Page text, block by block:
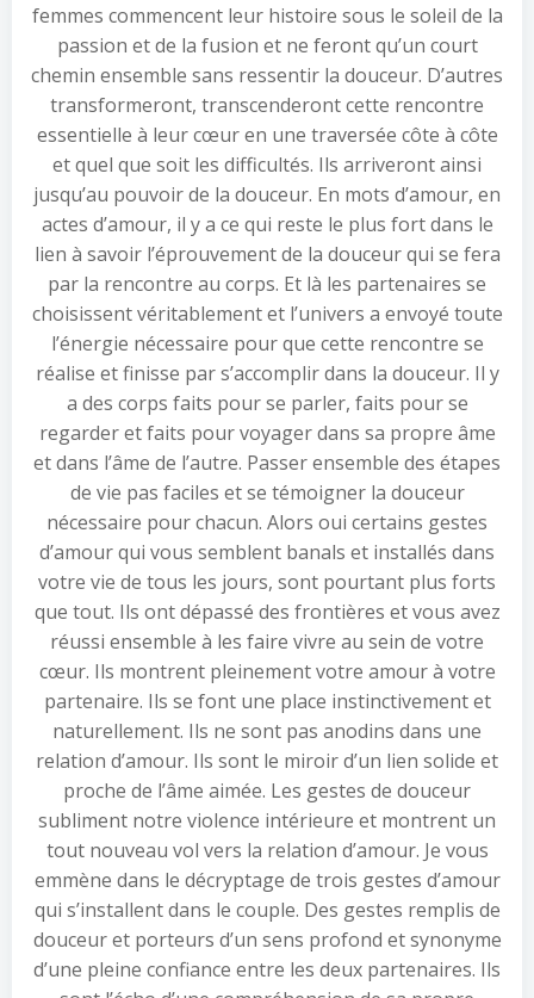
femmes commencent leur histoire sous le soleil de la
passion et de la fusion et ne feront qu’un court
chemin ensemble sans ressentir la douceur. D’autres
transformeront, transcenderont cette rencontre
essentielle à leur cœur en une traversée côte à côte
et quel que soit les difficultés. Ils arriveront ainsi
jusqu’au pouvoir de la douceur. En mots d’amour, en
actes d’amour, il y a ce qui reste le plus fort dans le
lien à savoir l’éprouvement de la douceur qui se fera
par la rencontre au corps. Et là les partenaires se
choisissent véritablement et l’univers a envoyé toute
l’énergie nécessaire pour que cette rencontre se
réalise et finisse par s’accomplir dans la douceur. Il y
a des corps faits pour se parler, faits pour se
regarder et faits pour voyager dans sa propre âme
et dans l’âme de l’autre. Passer ensemble des étapes
de vie pas faciles et se témoigner la douceur
nécessaire pour chacun. Alors oui certains gestes
d’amour qui vous semblent banals et installés dans
votre vie de tous les jours, sont pourtant plus forts
que tout. Ils ont dépassé des frontières et vous avez
réussi ensemble à les faire vivre au sein de votre
cœur. Ils montrent pleinement votre amour à votre
partenaire. Ils se font une place instinctivement et
naturellement. Ils ne sont pas anodins dans une
relation d’amour. Ils sont le miroir d’un lien solide et
proche de l’âme aimée. Les gestes de douceur
subliment notre violence intérieure et montrent un
tout nouveau vol vers la relation d’amour. Je vous
emmène dans le décryptage de trois gestes d’amour
qui s’installent dans le couple. Des gestes remplis de
douceur et porteurs d’un sens profond et synonyme
d’une pleine confiance entre les deux partenaires. Ils